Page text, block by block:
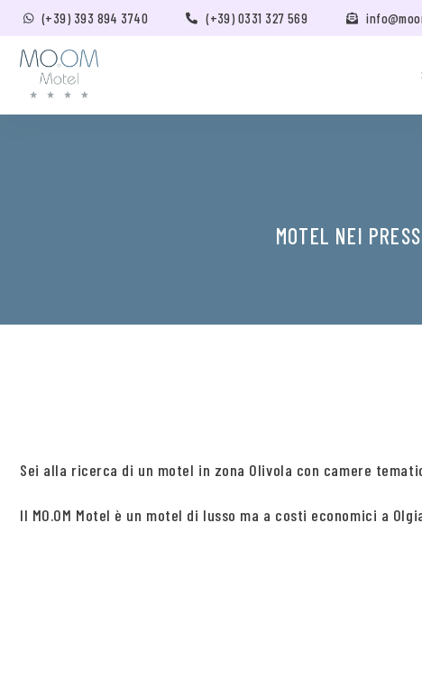
(+39) 393 894 3740 (+39) 0331 327 569
MOTEL NEI
Sei alla ricerca di un motel in zona Olivola con camere
Il MO.OM Motel è un motel di lusso ma a costi economici a